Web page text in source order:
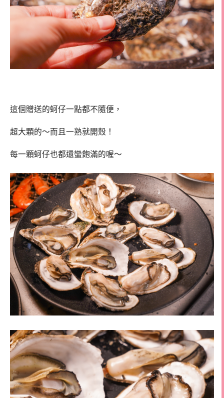
這個贈送的蚵仔一點都不隨便，
超大顆的～而且一熟就開殼！
每一顆蚵仔也都還蠻飽滿的喔～